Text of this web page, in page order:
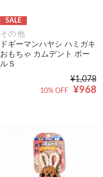
SALE
その他
ドギーマンハヤシ ハミガキ
おもちゃ カムデント ボー
ルＳ
¥1,078
¥968
10% OFF